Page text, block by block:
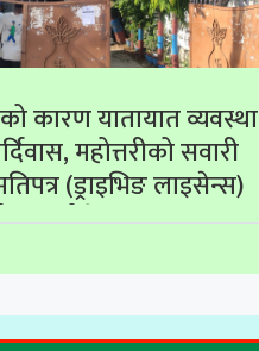
कारण यातायात व्यवस्था
महोत्तरीको सवारी
(ड्राइभिङ लाइसेन्स)
सम्पूर्ण सेवाहरू बन्द